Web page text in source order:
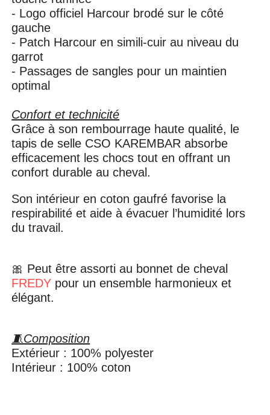
- Logo officiel Harcour brodé sur le côté
gauche
- Patch Harcour en simili-cuir au niveau du
garrot
- Passages de sangles pour un maintien
optimal
Confort et technicité
Grâce à son rembourrage haute qualité, le
tapis de selle CSO KAREMBAR absorbe
efficacement les chocs tout en offrant un
confort durable au cheval.
Son intérieur en coton gaufré favorise la
respirabilité et aide à évacuer l’humidité lors
du travail.
🎀 Peut être assorti au bonnet de cheval
FREDY pour un ensemble harmonieux et
élégant.
🧵Composition
Extérieur : 100% polyester
Intérieur : 100% coton